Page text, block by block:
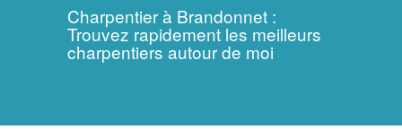
Charpentier à Brandonnet :
Trouvez rapidement les meilleurs
charpentiers autour de moi